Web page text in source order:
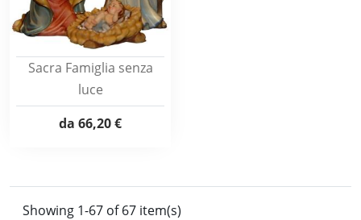
Sacra Famiglia senza
luce
da 66,20 €
Showing 1-67 of 67 item(s)